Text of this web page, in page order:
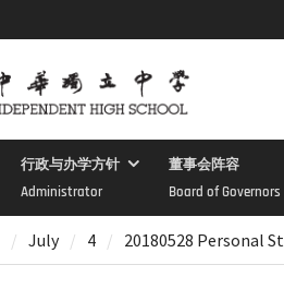
行政与办学方针
Administrator
董事会阵容
Board of Governors
July 4 20180528 Personal